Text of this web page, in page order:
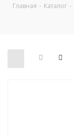
Главная - Каталог -